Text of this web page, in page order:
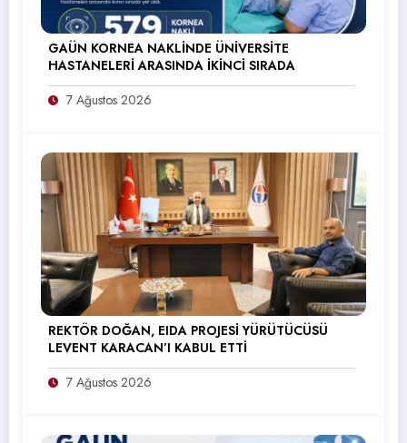
GAÜN KORNEA NAKLİNDE ÜNİVERSİTE
HASTANELERİ ARASINDA İKİNCİ SIRADA
7 Ağustos 2026
REKTÖR DOĞAN, EIDA PROJESİ YÜRÜTÜCÜSÜ
LEVENT KARACAN’I KABUL ETTİ
7 Ağustos 2026